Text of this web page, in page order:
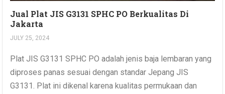
Jual Plat JIS G3131 SPHC PO Berkualitas Di
Jakarta
JULY 25, 2024
Plat JIS G3131 SPHC PO adalah jenis baja lembaran yang
diproses panas sesuai dengan standar Jepang JIS
G3131. Plat ini dikenal karena kualitas permukaan dan